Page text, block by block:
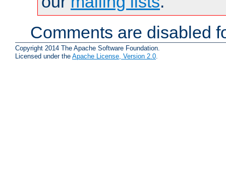
Comments are disabled
Copyright 2014 The Apache Software Foundation.
Licensed under the Apache License, Version 2.0